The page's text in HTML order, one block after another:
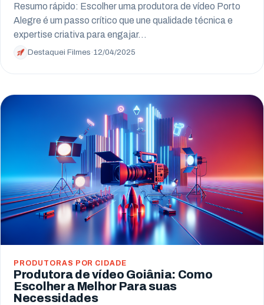
Resumo rápido: Escolher uma produtora de vídeo Porto
Alegre é um passo crítico que une qualidade técnica e
expertise criativa para engajar…
Destaquei Filmes ·12/04/2025
PRODUTORAS POR CIDADE
Produtora de vídeo Goiânia: Como
Escolher a Melhor Para suas
Necessidades